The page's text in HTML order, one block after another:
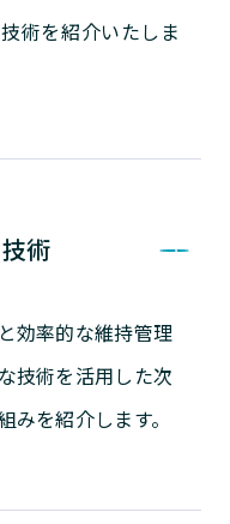
術を紹介いたしま
術
効率的な維持管理
技術を活用した次
を紹介します。